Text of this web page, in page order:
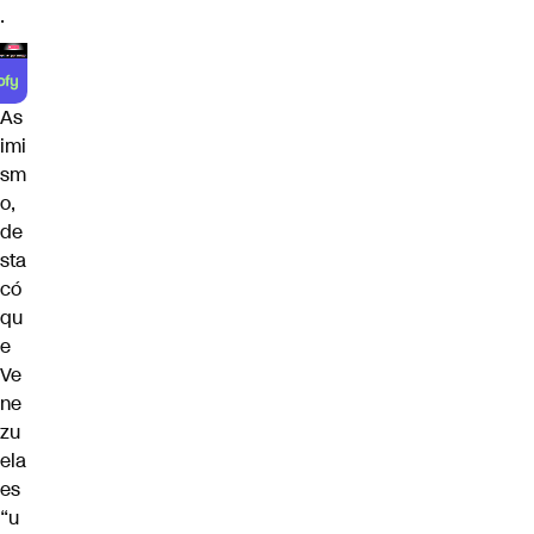
.
As
imi
sm
o,
de
sta
có
qu
e
Ve
ne
zu
ela
es
“u